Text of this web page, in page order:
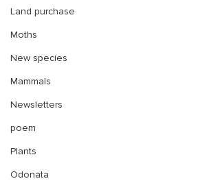
Land purchase
Moths
New species
Mammals
Newsletters
poem
Plants
Odonata